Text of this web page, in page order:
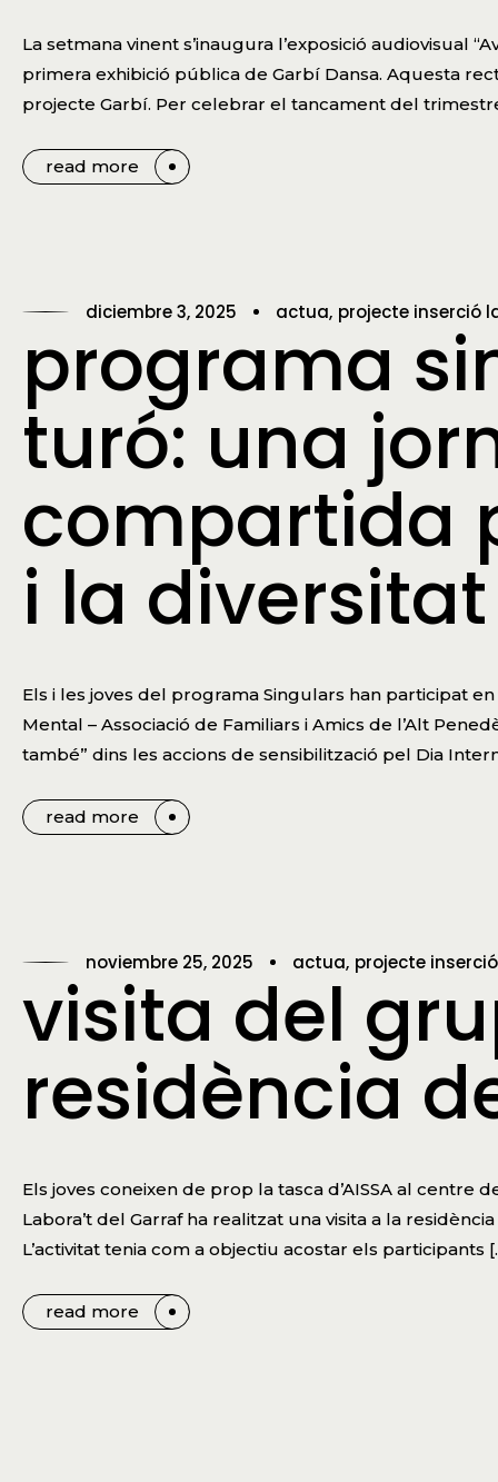
La setmana vinent s’inaugura l’exposició audiovisual
primera exhibició pública de Garbí Dansa. Aquesta
projecte Garbí. Per celebrar el tancament del
read more
diciembre 3, 2025 actua projecte inserció
programa
turó: una
compartida
i la diversitat
Els i les joves del programa Singulars han participat
Mental – Associació de Familiars i Amics de l’Alt
també” dins les accions de sensibilització pel Dia
read more
noviembre 25, 2025 actua projecte
visita del
residència
Els joves coneixen de prop la tasca d’AISSA al
Labora’t del Garraf ha realitzat una visita a la
L’activitat tenia com a objectiu acostar els participants
read more